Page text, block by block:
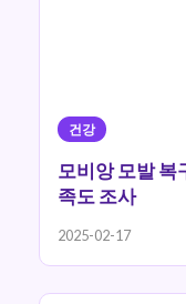
건강
모비앙 모발 복
족도 조사
2025-02-17